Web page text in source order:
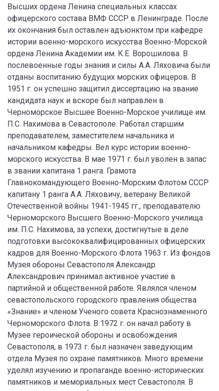
Высших ордена Ленина специальных классах
офицерского состава ВМФ СССР в Ленинграде. После
их окончания был оставлен адъюнктом при кафедре
истории военно-морского искусства Военно-Морской
ордена Ленина Академии им. К.Е. Ворошилова. В
послевоенные годы знания и силы А.А. Ляховича были
отданы воспитанию будущих морских офицеров. В
1951 г. он успешно защитил диссертацию на звание
кандидата наук и вскоре был направлен в
Черноморское Высшее Военно-Морское училище им.
П.С. Нахимова в Севастополе. Работал старшим
преподавателем, заместителем начальника и
начальником кафедры. Вел курс истории военно-
морского искусства. В мае 1971 г. был уволен в запас
в звании капитана 1 ранга. Грамота
Главнокомандующего Военно-Морским Флотом СССР
капитану 1 ранга А.А. Ляховичу, ветерану Великой
Отечественной войны 1941-1945 гг., преподавателю
Черноморского Высшего Военно-Морского училища
им. П.С. Нахимова, за успехи, достигнутые в деле
подготовки высококвалифицированных офицерских
кадров для Военно-Морского Флота 1963 г. Из фондов
Музея обороны Севастополя Александр
Александрович принимал активное участие в
партийной и общественной работе. Являлся членом
севастопольского городского правления общества
«Знание» и членом Ученого совета Краснознаменного
Черноморского Флота. В 1972 г. он начал работу в
Музее героической обороны и освобождения
Севастополя, в 1973 г. был назначен заведующим
отдела Музея по охране памятников. Много времени
уделял изучению и пропаганде военно-исторических
памятников и мемориальных мест Севастополя. В